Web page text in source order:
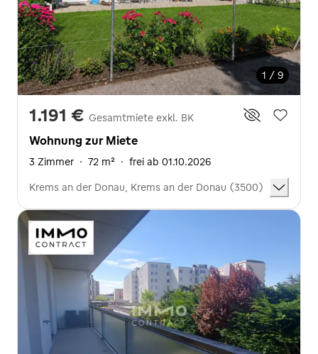
1 / 9
1.191 € Gesamtmiete exkl. BK
Wohnung zur Miete
3 Zimmer · 72 m² · frei ab 01.10.2026
Krems an der Donau, Krems an der Donau (3500)